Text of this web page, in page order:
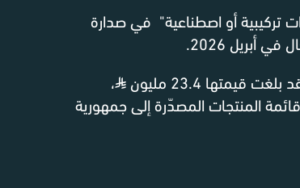
تركيبية أو اصطناعية" في صدارة
أبريل 2026.
23.4 مليون
⃁،
المنتجات المصدّرة إلى جمهورية